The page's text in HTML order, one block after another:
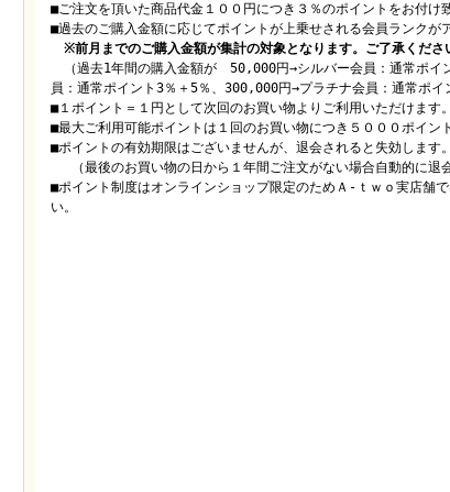
■ご注文を頂いた商品代金１００円につき３％のポイントをお付け
■過去のご購入金額に応じてポイントが上乗せされる会員ランクが
※前月までのご購入金額が集計の対象となります。ご了承くださ
（過去1年間の購入金額が 50,000円→シルバー会員：通常ポイ
員：通常ポイント3％＋5％、300,000円→プラチナ会員：通常ポイ
■１ポイント＝１円として次回のお買い物よりご利用いただけます。
■最大ご利用可能ポイントは１回のお買い物につき５０００ポイン
■ポイントの有効期限はございませんが、退会されると失効します。
（最後のお買い物の日から１年間ご注文がない場合自動的に退会
■ポイント制度はオンラインショップ限定のためＡ-ｔｗｏ実店舗
い。